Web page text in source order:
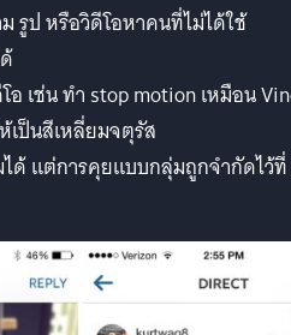
รูป หรือวิดีโอหาคนที่ไม่ได้ใช้
อ เช่น ทำ stop motion เหมือน
เป็นสีเหลี่ยมจตุรัส
ด้ แต่การคุยแบบกลุ่มถูกจำกัดไว้ที่